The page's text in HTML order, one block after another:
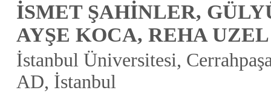
İSMET ŞAHİNLER,
AYŞE KOCA, REHA UZEL
İstanbul Üniversitesi,
AD, İstanbul